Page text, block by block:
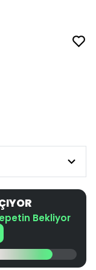
Bekliyor